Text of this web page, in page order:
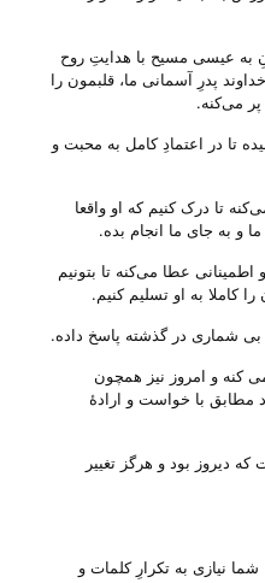
به عیسی مسیح با هدایتِ روح
پدرِ آسمانی ما، قلبمون را
می‌‌کنه.
تا در اعتمادِ کامل به محبت و
تا درک کنیم که او واقعا
و به جای ما انجام بده.
اطمینانی عطا می‌‌کنه تا بتونیم
کاملا به او تسلیم کنیم.
شماری در گذشته پاسخ داده.
کنه و امروز نیز همچون
مطابق با خواست و ارادهٔ
دیروز بود و هرگز تغییر
شما نیازی به تکرارِ کلمات و